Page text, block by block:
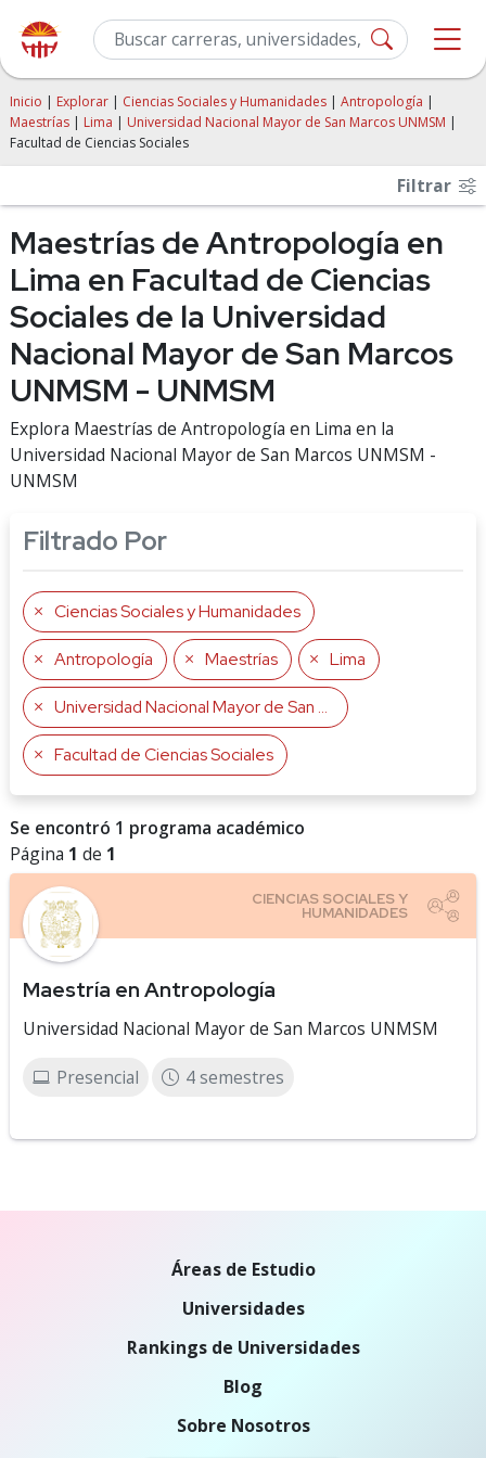
Inicio | Explorar | Ciencias Sociales y Humanidades | Antropología |
Maestrías | Lima | Universidad Nacional Mayor de San Marcos UNMSM |
Facultad de Ciencias Sociales
Filtrar
Maestrías de Antropología en
Lima en Facultad de Ciencias
Sociales de la Universidad
Nacional Mayor de San Marcos
UNMSM - UNMSM
Explora Maestrías de Antropología en Lima en la
Universidad Nacional Mayor de San Marcos UNMSM -
UNMSM
Filtrado Por
Ciencias Sociales y Humanidades
Antropología Maestrías Lima
Universidad Nacional Mayor de San Marcos UNMSM
Facultad de Ciencias Sociales
Se encontró 1 programa académico
Página 1 de 1
Maestría en Antropología
Universidad Nacional Mayor de San Marcos UNMSM
Presencial 4 semestres
Áreas de Estudio
Universidades
Rankings de Universidades
Blog
Sobre Nosotros